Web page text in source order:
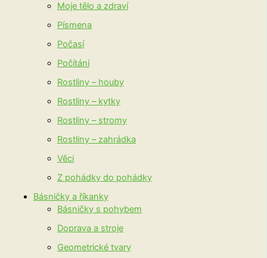
Moje tělo a zdraví
Písmena
Počasí
Počítání
Rostliny – houby
Rostliny – kytky
Rostliny – stromy
Rostliny – zahrádka
Věci
Z pohádky do pohádky
Básničky a říkanky
Básničky s pohybem
Doprava a stroje
Geometrické tvary